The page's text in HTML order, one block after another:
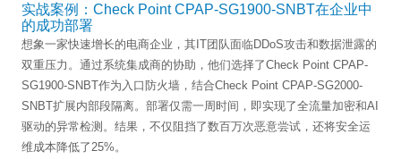
实战案例：Check Point CPAP-SG1900-SNBT在企业中
的成功部署
想象一家快速增长的电商企业，其IT团队面临DDoS攻击和数据泄露的
双重压力。通过系统集成商的协助，他们选择了Check Point CPAP-
SG1900-SNBT作为入口防火墙，结合Check Point CPAP-SG2000-
SNBT扩展内部段隔离。部署仅需一周时间，即实现了全流量加密和AI
驱动的异常检测。结果，不仅阻挡了数百万次恶意尝试，还将安全运
维成本降低了25%。